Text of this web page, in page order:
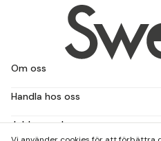
Om oss
Handla hos oss
Jobba med oss